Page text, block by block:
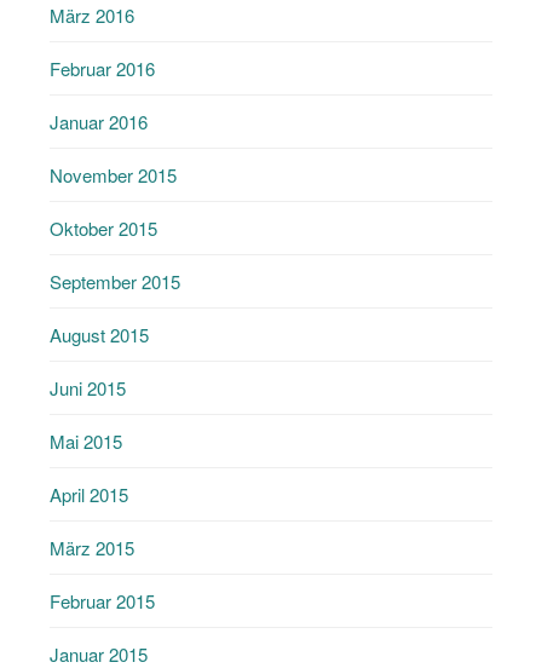
März 2016
Februar 2016
Januar 2016
November 2015
Oktober 2015
September 2015
August 2015
Juni 2015
Mai 2015
April 2015
März 2015
Februar 2015
Januar 2015